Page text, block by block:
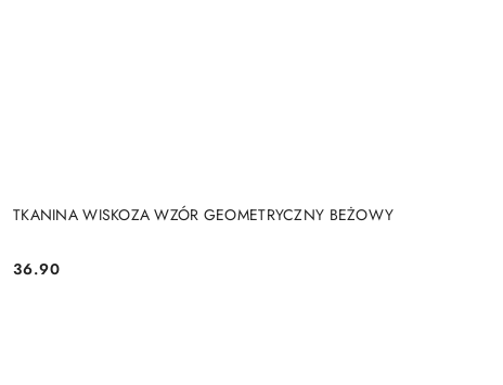
TKANINA WISKOZA WZÓR GEOMETRYCZNY BEŻOWY
Cena:
36.90